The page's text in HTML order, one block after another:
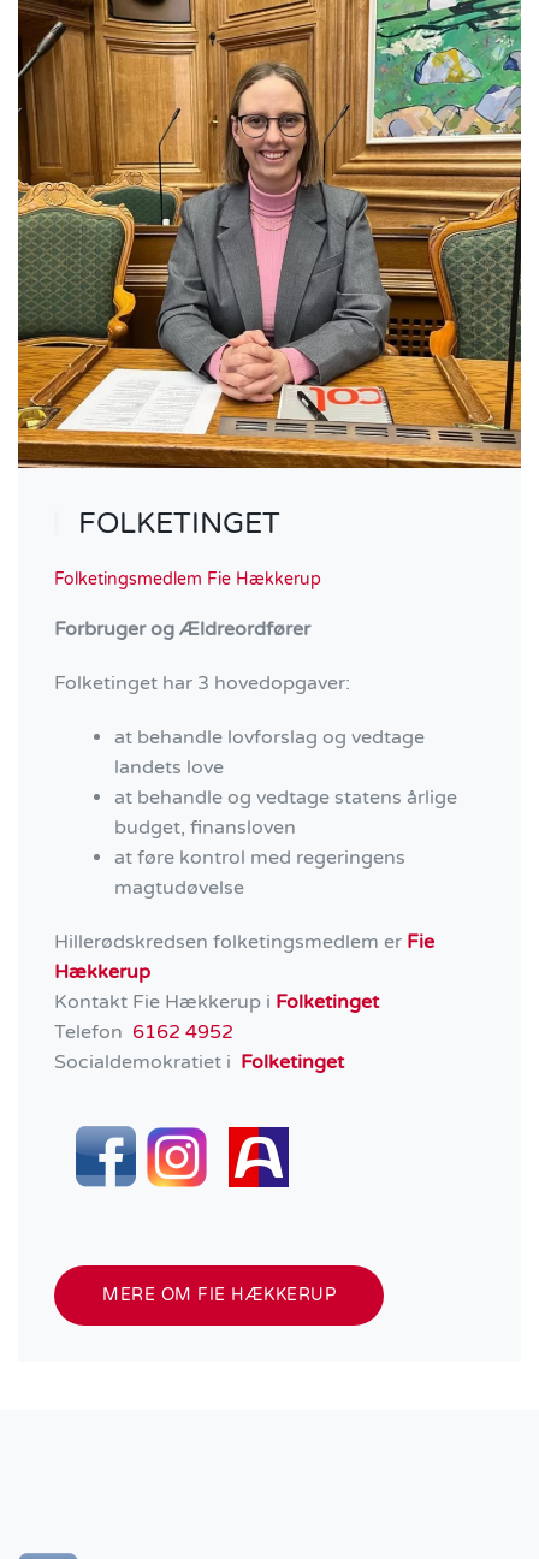
FOLKETINGET
Folketingsmedlem Fie Hækkerup
Forbruger og Ældreordfører
Folketinget har 3 hovedopgaver:
at behandle lovforslag og vedtage
landets love
at behandle og vedtage statens årlige
budget, finansloven
at føre kontrol med regeringens
magtudøvelse
Hillerødskredsen folketingsmedlem er Fie
Hækkerup
Kontakt Fie Hækkerup i Folketinget
Telefon 6162 4952
Socialdemokratiet i Folketinget
MERE OM FIE HÆKKERUP